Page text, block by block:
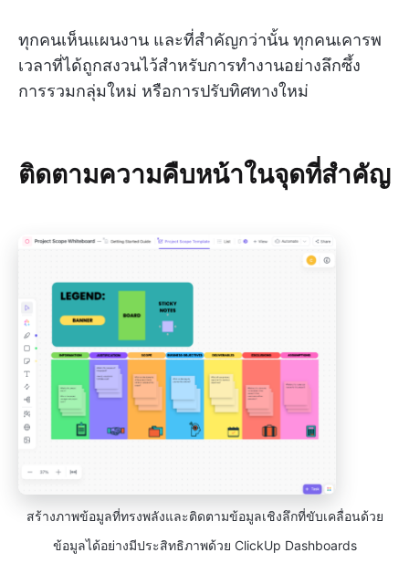
ทุกคนเห็นแผนงาน และที่สำคัญกว่านั้น ทุกคนเคารพ
เวลาที่ได้ถูกสงวนไว้สำหรับการทำงานอย่างลึกซึ้ง
การรวมกลุ่มใหม่ หรือการปรับทิศทางใหม่
ติดตามความคืบหน้าในจุดที่สำคัญ
สร้างภาพข้อมูลที่ทรงพลังและติดตามข้อมูลเชิงลึกที่ขับเคลื่อนด้วย
ข้อมูลได้อย่างมีประสิทธิภาพด้วย ClickUp Dashboards